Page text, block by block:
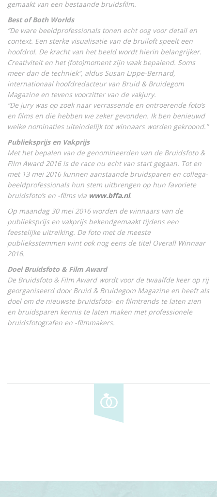
gemaakt van een bestaande bruidsfilm.
Best of Both Worlds
“De ware beeldprofessionals tonen echt oog voor detail en
context. Een sterke visualisatie van de bruiloft speelt een
hoofdrol. De kracht van het beeld wordt hierin belangrijker.
Creativiteit en het (foto)moment zijn vaak bepalend. Soms
meer dan de techniek”, aldus Susan Lippe-Bernard,
internationaal hoofdredacteur van Bruid & Bruidegom
Magazine en tevens voorzitter van de vakjury.
“De jury was op zoek naar verrassende en ontroerende foto’s
en films en die hebben we zeker gevonden. Ik ben benieuwd
welke nominaties uiteindelijk tot winnaars worden gekroond.”
Publieksprijs en Vakprijs
Met het bepalen van de genomineerden van de Bruidsfoto &
Film Award 2016 is de race nu echt van start gegaan. Tot en
met 13 mei 2016 kunnen aanstaande bruidsparen en collega-
beeldprofessionals hun stem uitbrengen op hun favoriete
bruidsfoto’s en -films via www.bffa.nl.
Op maandag 30 mei 2016 worden de winnaars van de
publieksprijs en vakprijs bekendgemaakt tijdens een
feestelijke uitreiking. De foto met de meeste
publieksstemmen wint ook nog eens de titel Overall Winnaar
2016.
Doel Bruidsfoto & Film Award
De Bruidsfoto & Film Award wordt voor de twaalfde keer op rij
georganiseerd door Bruid & Bruidegom Magazine en heeft als
doel om de nieuwste bruidsfoto- en filmtrends te laten zien
en bruidsparen kennis te laten maken met professionele
bruidsfotografen en -filmmakers.